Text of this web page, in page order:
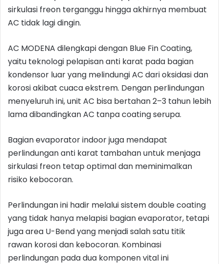
sirkulasi freon terganggu hingga akhirnya membuat
AC tidak lagi dingin.
AC MODENA dilengkapi dengan Blue Fin Coating,
yaitu teknologi pelapisan anti karat pada bagian
kondensor luar yang melindungi AC dari oksidasi dan
korosi akibat cuaca ekstrem. Dengan perlindungan
menyeluruh ini, unit AC bisa bertahan 2–3 tahun lebih
lama dibandingkan AC tanpa coating serupa.
Bagian evaporator indoor juga mendapat
perlindungan anti karat tambahan untuk menjaga
sirkulasi freon tetap optimal dan meminimalkan
risiko kebocoran.
Perlindungan ini hadir melalui sistem double coating
yang tidak hanya melapisi bagian evaporator, tetapi
juga area U-Bend yang menjadi salah satu titik
rawan korosi dan kebocoran. Kombinasi
perlindungan pada dua komponen vital ini